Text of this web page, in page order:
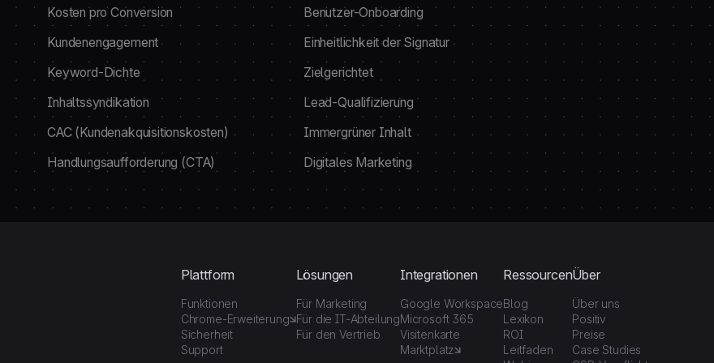
Kosten pro Conversion
Benutzer-Onboarding
Kundenengagement
Einheitlichkeit der Signatur
Keyword-Dichte
Zielgerichtet
Inhaltssyndikation
Lead-Qualifizierung
CAC (Kundenakquisitionskosten)
Immergrüner Inhalt
Handlungsaufforderung (CTA) Digitales Marketing
Plattform
Funktionen
Chrome-Erweiterung
Sicherheit
Support
Lösungen
Für Marketing
Für die IT-Abteilung
Für den Vertrieb
Integrationen
Google Workspace
Microsoft 365
Visitenkarte
Marktplatz
Ressourcen
Blog
Lexikon
ROI
Leitfaden
Über
Über uns
Positiv
Preise
Case Studies